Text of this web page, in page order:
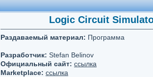
Logic Circuit
Раздаваемый материал: Программа
Разработчик: Stefan Belinov
Официальный сайт: ссылка
Marketplace: ссылка